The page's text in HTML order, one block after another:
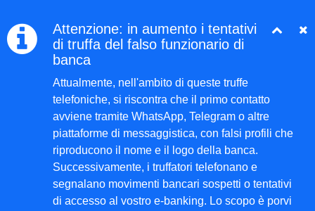
Attenzione: in aumento i tentativi
di truffa del falso funzionario di
banca
Attualmente, nell'ambito di queste truffe
telefoniche, si riscontra che il primo contatto
avviene tramite WhatsApp, Telegram o altre
piattaforme di messaggistica, con falsi profili che
riproducono il nome e il logo della banca.
Successivamente, i truffatori telefonano e
segnalano movimenti bancari sospetti o tentativi
di accesso al vostro e-banking. Lo scopo è porvi